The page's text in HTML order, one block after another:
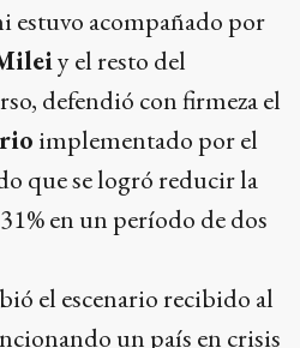
estuvo acompañado por
y el resto del
defendió con firmeza el
implementado por el
que se logró reducir la
en un período de dos
el escenario recibido al
un país en crisis